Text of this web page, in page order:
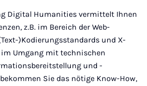
Digital Humanities vermittelt Ihnen
z.B. im Bereich der Web-
)Kodierungsstandards und X-
im Umgang mit technischen
und -
Sie das nötige Know-How,